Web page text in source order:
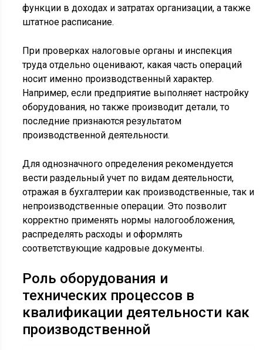
функции в доходах и затратах организации, а также
штатное расписание.
При проверках налоговые органы и инспекция
труда отдельно оценивают, какая часть операций
носит именно производственный характер.
Например, если предприятие выполняет настройку
оборудования, но также производит детали, то
последние признаются результатом
производственной деятельности.
Для однозначного определения рекомендуется
вести раздельный учет по видам деятельности,
отражая в бухгалтерии как производственные, так и
непроизводственные операции. Это позволит
корректно применять нормы налогообложения,
распределять расходы и оформлять
соответствующие кадровые документы.
Роль оборудования и
технических процессов в
квалификации деятельности как
производственной